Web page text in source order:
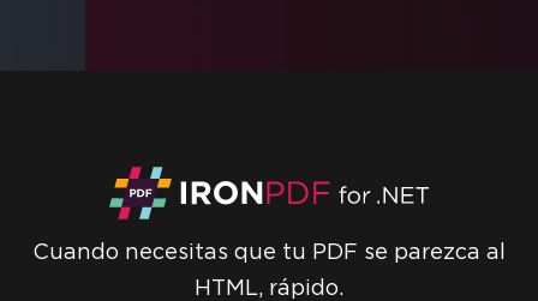
Cuando necesitas que tu PDF se parezca al
HTML, rápido.